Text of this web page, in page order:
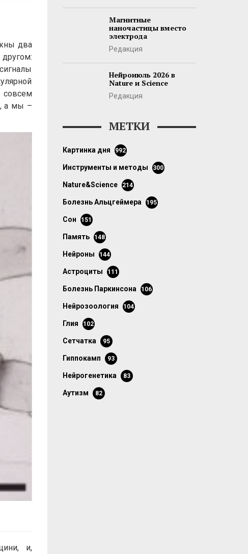
два
совсем
а мы –
и,
Магнитные
наночастицы вместо
электрода
Редакция
Нейроиюль 2026 в
Nature и Science
Редакция
МЕТКИ
картинка дня 992
инструменты и методы 300
Nature&Science 214
болезнь Альцгеймера 195
сон 151
память 148
нейроны 144
астроциты 111
болезнь Паркинсона 106
нейрозоология 104
глия 102
сетчатка 95
гиппокамп 93
нейрогенетика 83
аутизм 82